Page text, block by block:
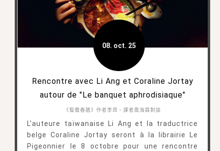
08. oct. 25
Rencontre avec Li Ang et Coraline Jortay
autour de "Le banquet aphrodisiaque"
《鴛鴦春膳》作者李昂、譯者喬海霖對談
L'auteure taïwanaise Li Ang et la traductrice
belge Coraline Jortay seront à la librairie Le
Pigeonnier le 8 octobre pour une rencontre